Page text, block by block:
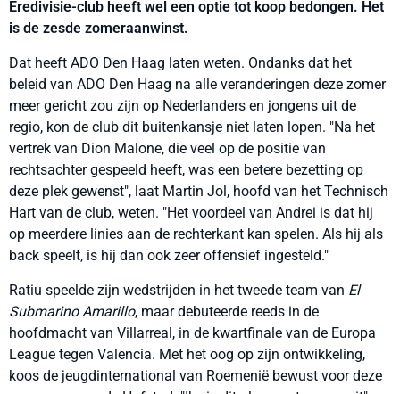
Eredivisie-club heeft wel een optie tot koop bedongen. Het
is de zesde zomeraanwinst.
Dat heeft ADO Den Haag laten weten. Ondanks dat het
beleid van ADO Den Haag na alle veranderingen deze zomer
meer gericht zou zijn op Nederlanders en jongens uit de
regio, kon de club dit buitenkansje niet laten lopen. "Na het
vertrek van Dion Malone, die veel op de positie van
rechtsachter gespeeld heeft, was een betere bezetting op
deze plek gewenst", laat Martin Jol, hoofd van het Technisch
Hart van de club, weten. "Het voordeel van Andrei is dat hij
op meerdere linies aan de rechterkant kan spelen. Als hij als
back speelt, is hij dan ook zeer offensief ingesteld."
Ratiu speelde zijn wedstrijden in het tweede team van El
Submarino Amarillo, maar debuteerde reeds in de
hoofdmacht van Villarreal, in de kwartfinale van de Europa
League tegen Valencia. Met het oog op zijn ontwikkeling,
koos de jeugdinternational van Roemenië bewust voor deze